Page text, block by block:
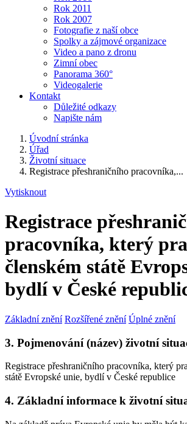
Rok 2011
Rok 2007
Fotografie z naší obce
Spolky a zájmové organizace
Video a pano z dronu
Zimní obec
Panorama 360°
Videogalerie
Kontakt
Důležité odkazy
Napište nám
Úvodní stránka
Úřad
Životní situace
Registrace přeshraničního pracovníka,...
Vytisknout
Registrace
pracovníka, který
členském státě
bydlí v České
Základní znění Rozšířené znění Úplné znění
3. Pojmenování (název) životní
Registrace přeshraničního pracovníka, který
státě Evropské unie, bydlí v České republice
4. Základní informace k životní